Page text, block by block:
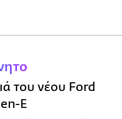
του νέου Ford
E